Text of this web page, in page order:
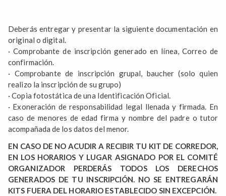
Deberás entregar y presentar la siguiente documentación en
original o digital.
· Comprobante de inscripción generado en línea, Correo de
confirmación.
· Comprobante de inscripción grupal, baucher (solo quien
realizo la inscripción de su grupo)
· Copia fotostática de una Identificación Oficial.
· Exoneración de responsabilidad legal llenada y firmada. En
caso de menores de edad firma y nombre del padre o tutor
acompañada de los datos del menor.
EN CASO DE NO ACUDIR A RECIBIR TU KIT DE CORREDOR,
EN LOS HORARIOS Y LUGAR ASIGNADO POR EL COMITÉ
ORGANIZADOR PERDERÁS TODOS LOS DERECHOS
GENERADOS DE TU INSCRIPCIÓN. NO SE ENTREGARÁN
KITS FUERA DEL HORARIO ESTABLECIDO SIN EXCEPCIÓN.